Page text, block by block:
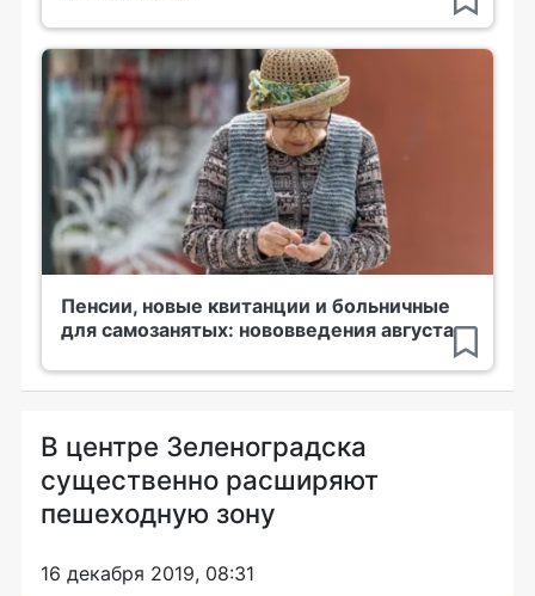
Пенсии, новые квитанции и больничные
для самозанятых: нововведения августа
В центре Зеленоградска
существенно расширяют
пешеходную зону
16 декабря 2019, 08:31